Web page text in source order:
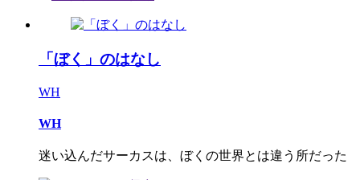
「ぼく」のはなし
WH
WH
迷い込んだサーカスは、ぼくの世界とは違う所だった